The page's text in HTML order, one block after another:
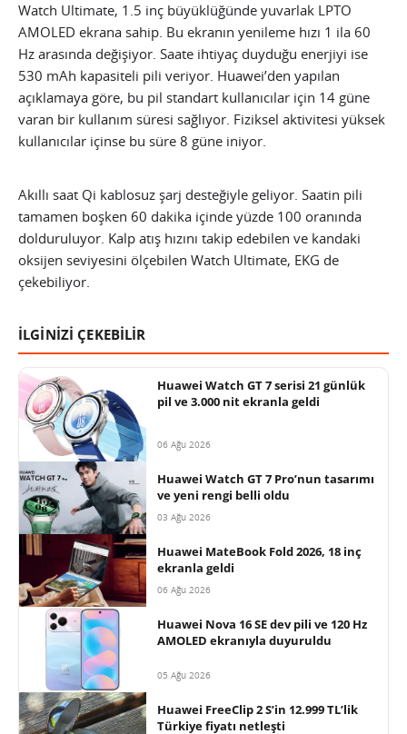
Watch Ultimate, 1.5 inç büyüklüğünde yuvarlak LPTO
AMOLED ekrana sahip. Bu ekranın yenileme hızı 1 ila 60
Hz arasında değişiyor. Saate ihtiyaç duyduğu enerjiyi ise
530 mAh kapasiteli pili veriyor. Huawei’den yapılan
açıklamaya göre, bu pil standart kullanıcılar için 14 güne
varan bir kullanım süresi sağlıyor. Fiziksel aktivitesi yüksek
kullanıcılar içinse bu süre 8 güne iniyor.
Akıllı saat Qi kablosuz şarj desteğiyle geliyor. Saatin pili
tamamen boşken 60 dakika içinde yüzde 100 oranında
dolduruluyor. Kalp atış hızını takip edebilen ve kandaki
oksijen seviyesini ölçebilen Watch Ultimate, EKG de
çekebiliyor.
İLGİNİZİ ÇEKEBİLİR
Huawei Watch GT 7 serisi 21 günlük
pil ve 3.000 nit ekranla geldi
06 Ağu 2026
Huawei Watch GT 7 Pro’nun tasarımı
ve yeni rengi belli oldu
03 Ağu 2026
Huawei MateBook Fold 2026, 18 inç
ekranla geldi
06 Ağu 2026
Huawei Nova 16 SE dev pili ve 120 Hz
AMOLED ekranıyla duyuruldu
05 Ağu 2026
Huawei FreeClip 2 S’in 12.999 TL’lik
Türkiye fiyatı netleşti